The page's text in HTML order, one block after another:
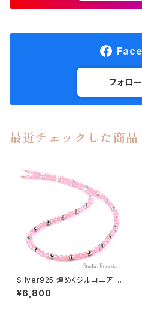
フォロ
最近チェックした商品
Silver925 煌めくジルコニア 磁
気ネックレス ピンク 42cm jnk
-41
¥6,800